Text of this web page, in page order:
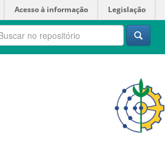
Acesso à informação Legislação